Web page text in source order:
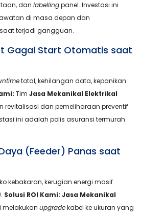
dan labellingpanel. Investasi ini
di masa depan dan
terjadi gangguan.
Gagal Start Otomatis saat
total, kehilangan data, kepanikan
Tim Jasa Mekanikal Elektrikal
revitalisasi dan pemeliharaan preventif
ini adalah polis asuransi termurah
(Feeder) Panas saat
kebakaran, kerugian energi masif
Solusi ROI Kami: Jasa Mekanikal
melakukan upgradekabel ke ukuran yang